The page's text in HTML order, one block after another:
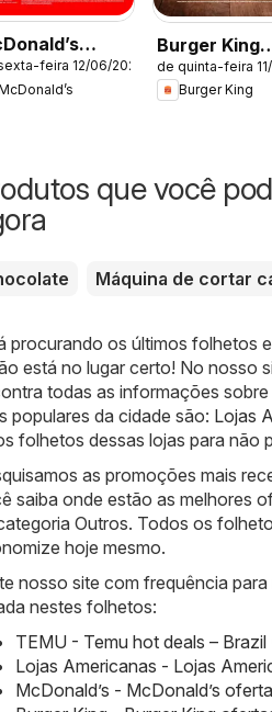
feira 12/06/2026
Burger King
ofertas
de quinta-feira
Burger King
que você
Máquina de cortar
procurando os últimos folhetos
está no lugar certo! No nosso
todas as informações
populares da cidade são: Lojas
folhetos dessas lojas para não
as promoções mais
saiba onde estão as melhores
Outros. Todos os
hoje mesmo.
nosso site com frequência
nestes folhetos:
TEMU - Temu hot deals –
Lojas Americanas - Lojas
McDonald’s - McDonald’s